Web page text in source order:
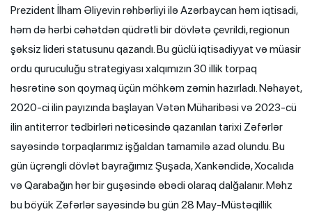
Prezident İlham Əliyevin rəhbərliyi ilə Azərbaycan həm iqtisadi,
həm də hərbi cəhətdən qüdrətli bir dövlətə çevrildi, regionun
şəksiz lideri statusunu qazandı. Bu güclü iqtisadiyyat və müasir
ordu quruculuğu strategiyası xalqımızın 30 illik torpaq
həsrətinə son qoymaq üçün möhkəm zəmin hazırladı. Nəhayət,
2020-ci ilin payızında başlayan Vətən Müharibəsi və 2023-cü
ilin antiterror tədbirləri nəticəsində qazanılan tarixi Zəfərlər
sayəsində torpaqlarımız işğaldan tamamilə azad olundu. Bu
gün üçrəngli dövlət bayrağımız Şuşada, Xankəndidə, Xocalıda
və Qarabağın hər bir guşəsində əbədi olaraq dalğalanır. Məhz
bu böyük Zəfərlər sayəsində bu gün 28 May-Müstəqillik